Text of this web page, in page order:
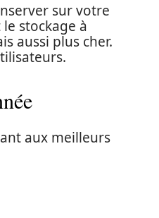
sur votre
stockage à
aussi plus cher.
aux meilleurs